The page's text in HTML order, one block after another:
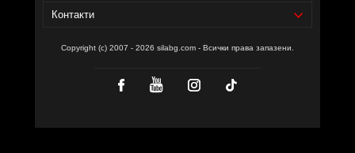
Контакти
Copyright (c) 2007 - 2026 silabg.com - Всички права запазени.